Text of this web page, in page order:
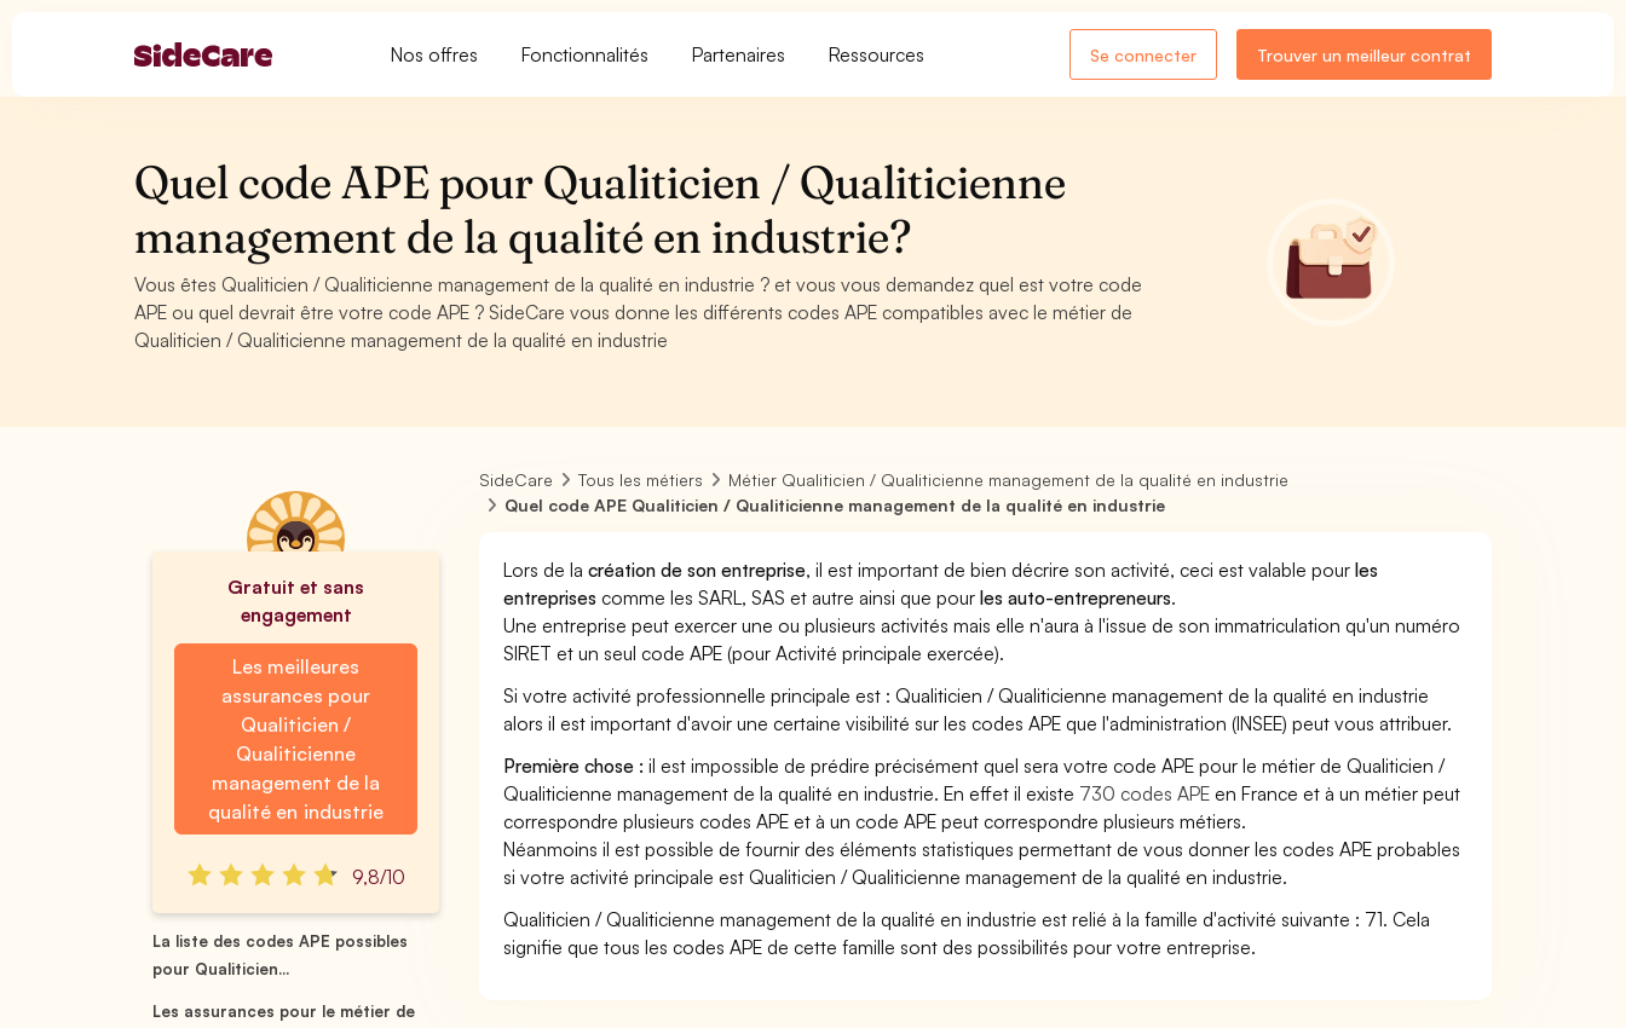
Nos offres Fonctionnalités Partenaires Ressources Se connecter Trouver un meilleur contrat
Quel code APE pour Qualiticien / Qualiticienne
management de la qualité en industrie?
Vous êtes Qualiticien / Qualiticienne management de la qualité en industrie ? et vous vous demandez quel est votre code
APE ou quel devrait être votre code APE ? SideCare vous donne les différents codes APE compatibles avec le métier de
Qualiticien / Qualiticienne management de la qualité en industrie
Gratuit et sans
engagement
Les meilleures
assurances pour
Qualiticien /
Qualiticienne
management de la
qualité en industrie
9,8/10
La liste des codes APE possibles
pour Qualiticien...
Les assurances pour le métier de
SideCare Tous les métiers
Métier Qualiticien / Qualiticienne management de la qualité en industrie
Quel code APE Qualiticien / Qualiticienne management de la qualité en industrie
Lors de lacréation de son entreprise, il est important de bien décrire son activité, ceci est valable pourles
entreprises comme les SARL, SAS et autre ainsi que pourles auto-entrepreneurs.
Une entreprise peut exercer une ou plusieurs activités mais elle n'aura à l'issue de son immatriculation qu'un numéro
SIRET et un seul code APE (pour Activité principale exercée).
Si votre activité professionnelle principale est : Qualiticien / Qualiticienne management de la qualité en industrie
alors il est important d'avoir une certaine visibilité sur les codes APE que l'administration (INSEE) peut vous attribuer.
Première chose : il est impossible de prédire précisément quel sera votre code APE pour le métier de Qualiticien /
Qualiticienne management de la qualité en industrie. En effet il existe 730 codes APE en France et à un métier peut
correspondre plusieurs codes APE et à un code APE peut correspondre plusieurs métiers.
Néanmoins il est possible de fournir des éléments statistiques permettant de vous donner les codes APE probables
si votre activité principale est Qualiticien / Qualiticienne management de la qualité en industrie.
Qualiticien / Qualiticienne management de la qualité en industrie est relié à la famille d'activité suivante : 71. Cela
signifie que tous les codes APE de cette famille sont des possibilités pour votre entreprise.